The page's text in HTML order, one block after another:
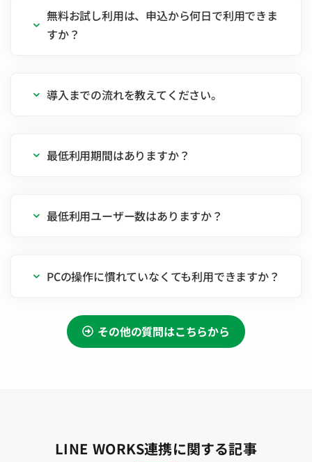
無料お試し利用は、申込から何日で利用できま
すか？
導入までの流れを教えてください。
最低利用期間はありますか？
最低利用ユーザー数はありますか？
PCの操作に慣れていなくても利用できますか？
その他の質問はこちらから
LINE WORKS連携に関する記事